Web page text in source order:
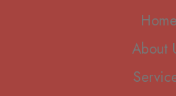
Home
About